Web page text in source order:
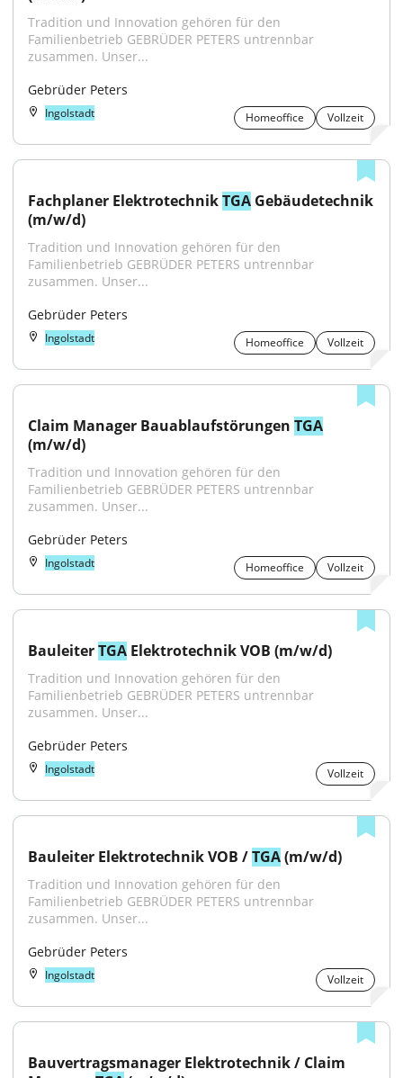
Tradition und Innovation gehören für den
Familienbetrieb GEBRÜDER PETERS untrennbar
zusammen. Unser...
Gebrüder Peters
Ingolstadt Homeoffice Vollzeit
Fachplaner Elektrotechnik TGA Gebäudetechnik
(m/w/d)
Tradition und Innovation gehören für den
Familienbetrieb GEBRÜDER PETERS untrennbar
zusammen. Unser...
Gebrüder Peters
Ingolstadt Homeoffice Vollzeit
Claim Manager Bauablaufstörungen TGA
(m/w/d)
Tradition und Innovation gehören für den
Familienbetrieb GEBRÜDER PETERS untrennbar
zusammen. Unser...
Gebrüder Peters
Ingolstadt Homeoffice Vollzeit
Bauleiter TGA Elektrotechnik VOB (m/w/d)
Tradition und Innovation gehören für den
Familienbetrieb GEBRÜDER PETERS untrennbar
zusammen. Unser...
Gebrüder Peters
Ingolstadt Vollzeit
Bauleiter Elektrotechnik VOB / TGA (m/w/d)
Tradition und Innovation gehören für den
Familienbetrieb GEBRÜDER PETERS untrennbar
zusammen. Unser...
Gebrüder Peters
Ingolstadt Vollzeit
Bauvertragsmanager Elektrotechnik / Claim